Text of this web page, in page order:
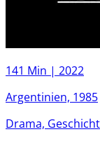
141 Min | 2022
Argentinien, 1985
Drama,